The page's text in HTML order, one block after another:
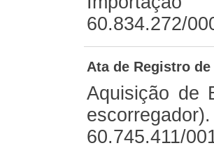
60.834.272/
Ata de Registro de
Aquisição de
60.745.411/